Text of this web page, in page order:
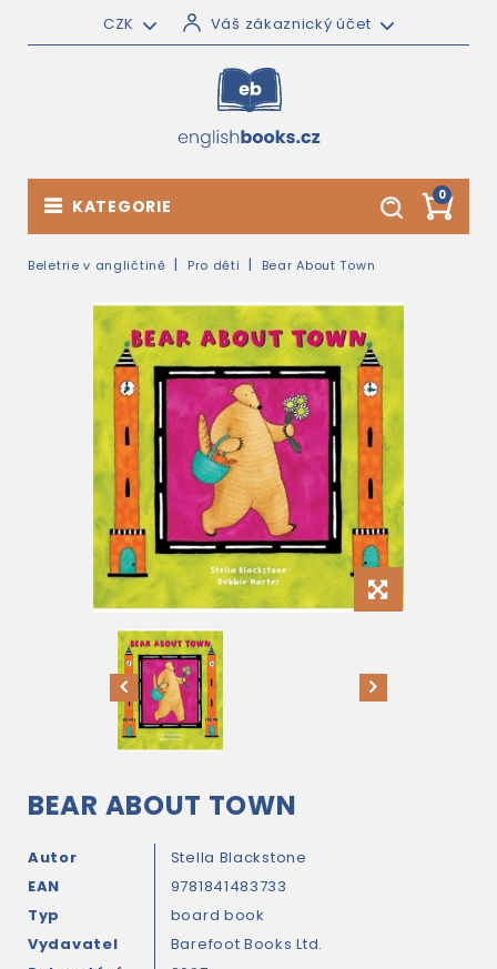
CZK Váš zákaznický účet
0
KATEGORIE
Beletrie v angličtině Pro děti Bear About Town
BEAR ABOUT TOWN
Autor
Stella Blackstone
EAN
9781841483733
Typ
board book
Vydavatel
Barefoot Books Ltd.